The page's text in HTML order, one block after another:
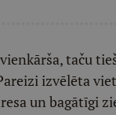
taču
izvēlēta
un bagātīgi